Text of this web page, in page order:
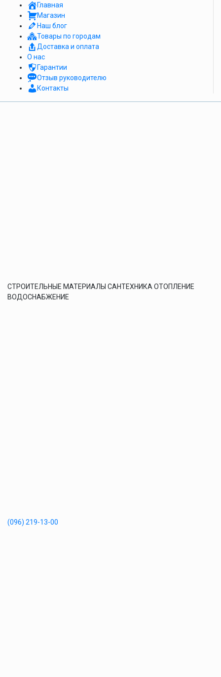
Главная
Магазин
Наш блог
Товары по городам
Доставка и оплата
О нас
Гарантии
Отзыв руководителю
Контакты
СТРОИТЕЛЬНЫЕ МАТЕРИАЛЫ САНТЕХНИКА ОТОПЛЕНИЕ
ВОДОСНАБЖЕНИЕ
(096) 219-13-00